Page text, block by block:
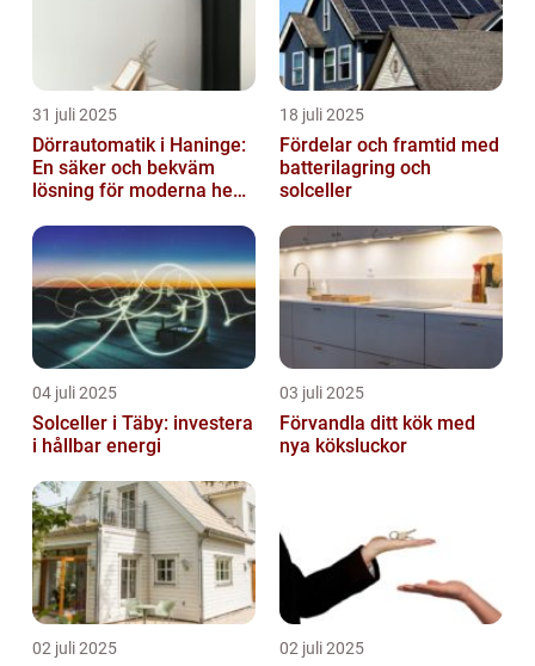
31 juli 2025
Dörrautomatik i Haninge:
En säker och bekväm
lösning för moderna hem
18 juli 2025
Fördelar och framtid med
batterilagring och
solceller
04 juli 2025
Solceller i Täby: investera
i hållbar energi
03 juli 2025
Förvandla ditt kök med
nya köksluckor
02 juli 2025 02 juli 2025